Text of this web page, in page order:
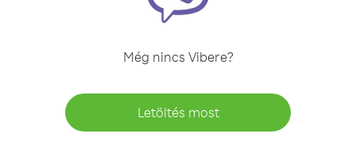
Még nincs Vibere?
Letöltés most